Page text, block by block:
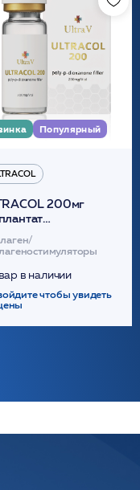
Популярный
200мг
на основе
в наличии
чтобы увидеть